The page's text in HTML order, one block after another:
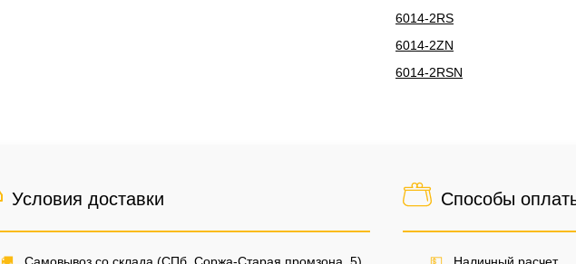
6014-2RS
6014-2ZN
6014-2RSN
Условия доставки Способы